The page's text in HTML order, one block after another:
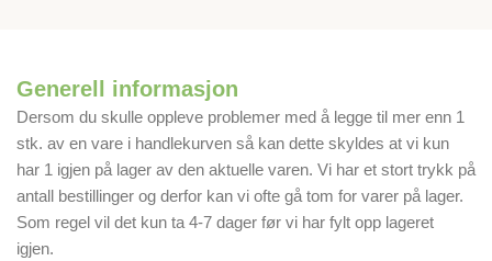
Generell informasjon
Dersom du skulle oppleve problemer med å legge til mer enn 1
stk. av en vare i handlekurven så kan dette skyldes at vi kun
har 1 igjen på lager av den aktuelle varen. Vi har et stort trykk på
antall bestillinger og derfor kan vi ofte gå tom for varer på lager.
Som regel vil det kun ta 4-7 dager før vi har fylt opp lageret
igjen.